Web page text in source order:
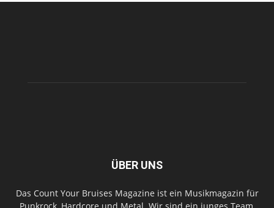
ÜBER UNS
Das Count Your Bruises Magazine ist ein Musikmagazin für